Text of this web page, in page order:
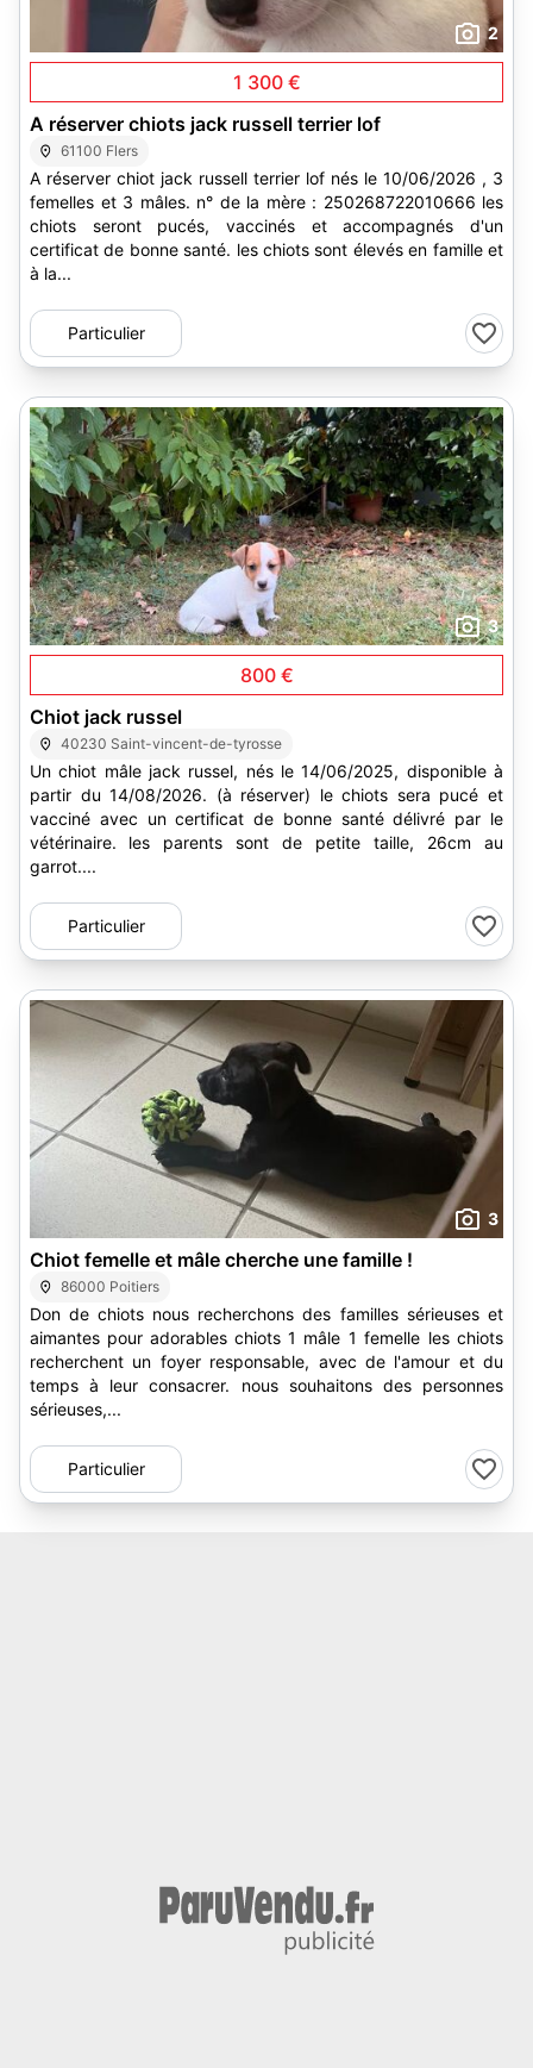
2
1 300 €
A réserver chiots jack russell terrier lof
61100 Flers
A réserver chiot jack russell terrier lof nés le 10/06/2026 , 3
femelles et 3 mâles. n° de la mère : 250268722010666 les
chiots seront pucés, vaccinés et accompagnés d'un
certificat de bonne santé. les chiots sont élevés en famille et
à la...
Particulier
3
800 €
Chiot jack russel
40230 Saint-vincent-de-tyrosse
Un chiot mâle jack russel, nés le 14/06/2025, disponible à
partir du 14/08/2026. (à réserver) le chiots sera pucé et
vacciné avec un certificat de bonne santé délivré par le
vétérinaire. les parents sont de petite taille, 26cm au
garrot....
Particulier
3
Chiot femelle et mâle cherche une famille !
86000 Poitiers
Don de chiots nous recherchons des familles sérieuses et
aimantes pour adorables chiots 1 mâle 1 femelle les chiots
recherchent un foyer responsable, avec de l'amour et du
temps à leur consacrer. nous souhaitons des personnes
sérieuses,...
Particulier